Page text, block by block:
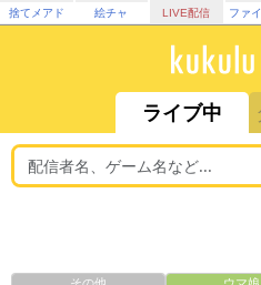
捨てメアド 絵チャ LIVE配信 ファ
ライブ中